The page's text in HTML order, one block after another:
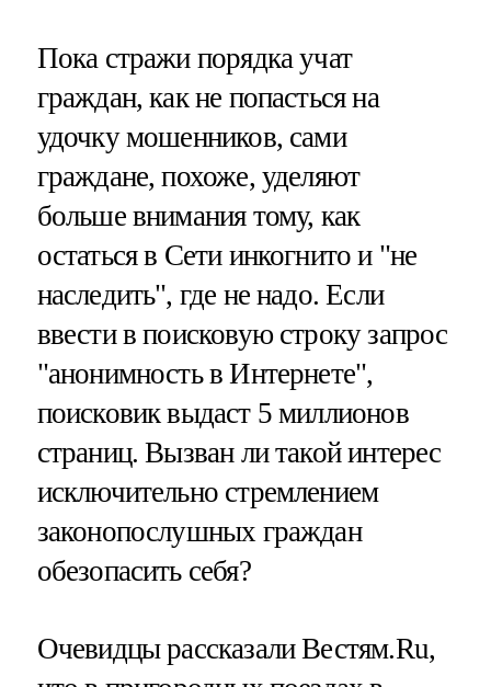
Пока стражи порядка учат
граждан, как не попасться на
удочку мошенников, сами
граждане, похоже, уделяют
больше внимания тому, как
остаться в Сети инкогнито и "не
наследить", где не надо. Если
ввести в поисковую строку запрос
"анонимность в Интернете",
поисковик выдаст 5 миллионов
страниц. Вызван ли такой интерес
исключительно стремлением
законопослушных граждан
обезопасить себя?
Очевидцы рассказали Вестям.Ru,